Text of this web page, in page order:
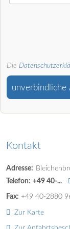
Die
unverbindliche
Kontakt
Adresse:
Telefon: +49 40-...
Fax: +49 40-2880
Zur Karte